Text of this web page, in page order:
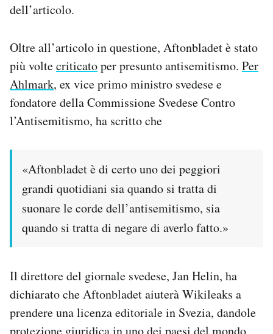
dell’articolo.
Oltre all’articolo in questione, Aftonbladet è stato
più voltecriticatoper presunto antisemitismo. Per
Ahlmark, ex vice primo ministro svedese e
fondatore della Commissione Svedese Contro
l’Antisemitismo, ha scritto che
«Aftonbladet è di certo uno dei peggiori
grandi quotidiani sia quando si tratta di
suonare le corde dell’antisemitismo, sia
quando si tratta di negare di averlo fatto.»
Il direttore del giornale svedese, Jan Helin, ha
dichiarato che Aftonbladet aiuterà Wikileaks a
prendere una licenza editoriale in Svezia, dandole
protezione giuridica in uno dei paesi del mondo